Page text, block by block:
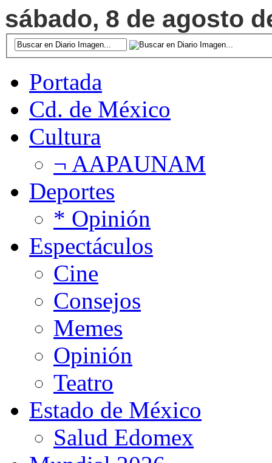
sábado, 8 de agosto
Portada
Cd. de México
Cultura
¬ AAPAUNAM
Deportes
* Opinión
Espectáculos
Cine
Consejos
Memes
Opinión
Teatro
Estado de México
Salud Edomex